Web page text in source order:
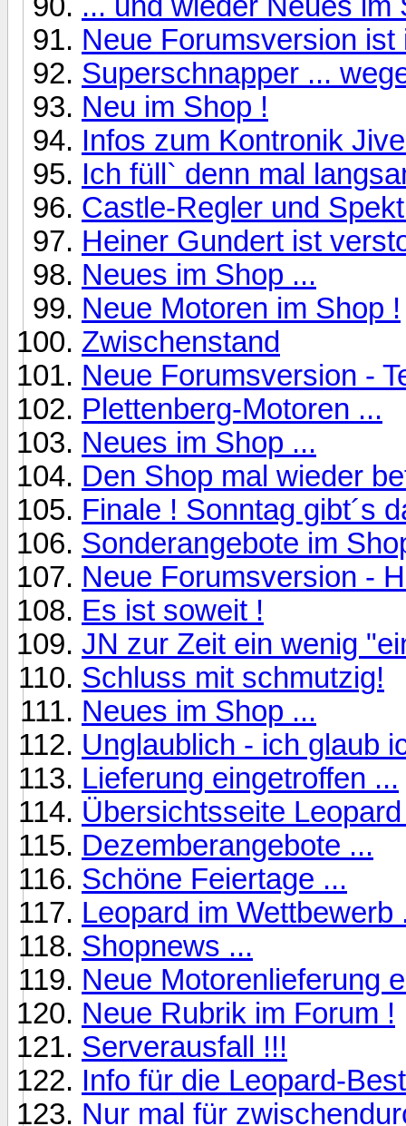
Neue Forumsversion ist
Superschnapper ...
Neu im Shop !
Infos zum Kontronik
Ich füll` denn mal
Castle-Regler und
Heiner Gundert ist
Neues im Shop ...
Neue Motoren im Shop !
Zwischenstand
Neue Forumsversion -
Plettenberg-Motoren ...
Neues im Shop ...
Den Shop mal wieder
Finale ! Sonntag gibt´s
Sonderangebote im
Neue Forumsversion -
Es ist soweit !
JN zur Zeit ein wenig
Schluss mit schmutzig!
Neues im Shop ...
Unglaublich - ich glaub
Lieferung eingetroffen ...
Übersichtsseite
Dezemberangebote ...
Schöne Feiertage ...
Leopard im Wettbewerb
Shopnews ...
Neue Motorenlieferung
Neue Rubrik im Forum !
Serverausfall !!!
Info für die Leopard-
Nur mal für